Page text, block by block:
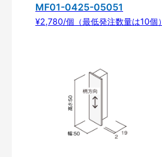
MF01-0425-05051
¥2,780/個（最低発注数量は10個）